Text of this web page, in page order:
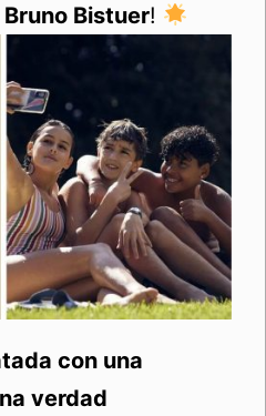
Bruno Bistuer!
con una
verdad